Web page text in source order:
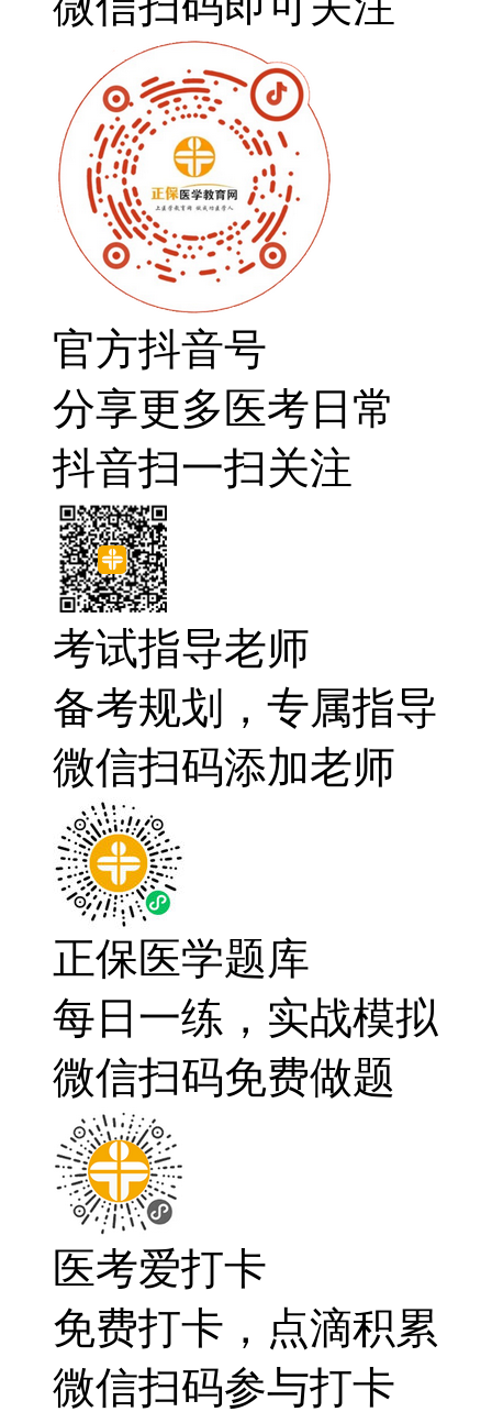
官方抖音号
分享更多医考日常
抖音扫一扫关注
考试指导老师
备考规划，专属指导
微信扫码添加老师
正保医学题库
每日一练，实战模拟
微信扫码免费做题
医考爱打卡
免费打卡，点滴积累
微信扫码参与打卡